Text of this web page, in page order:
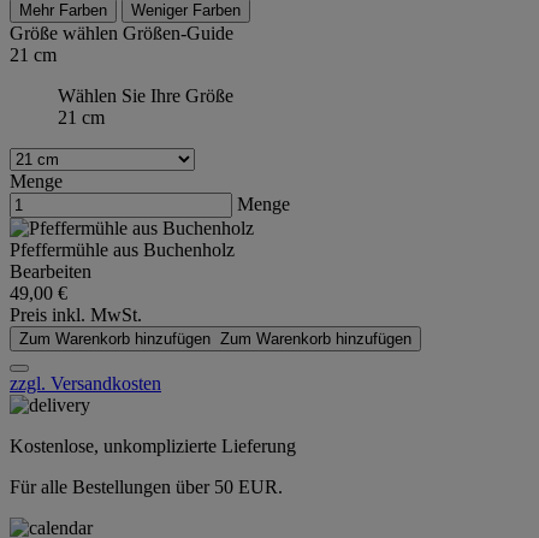
Mehr Farben Weniger Farben
Größe wählen Größen-Guide
21 cm
Wählen Sie Ihre Größe
21 cm
Menge
Menge
Pfeffermühle aus Buchenholz
Bearbeiten
49,00 €
Preis inkl. MwSt.
Zum Warenkorb hinzufügen Zum Warenkorb hinzufügen
zzgl. Versandkosten
Kostenlose, unkomplizierte Lieferung
Für alle Bestellungen über 50 EUR.